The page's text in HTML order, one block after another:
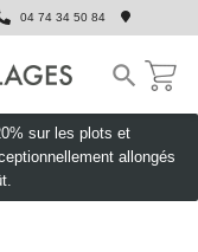
04 74 34 50 84

sur les plots et
allongés